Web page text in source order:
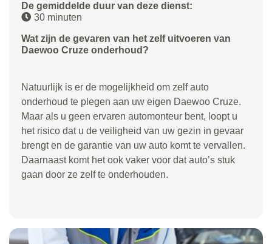
De gemiddelde duur van deze dienst:
30 minuten
Wat zijn de gevaren van het zelf uitvoeren van
Daewoo Cruze onderhoud?
Natuurlijk is er de mogelijkheid om zelf auto
onderhoud te plegen aan uw eigen Daewoo Cruze.
Maar als u geen ervaren automonteur bent, loopt u
het risico dat u de veiligheid van uw gezin in gevaar
brengt en de garantie van uw auto komt te vervallen.
Daarnaast komt het ook vaker voor dat auto’s stuk
gaan door ze zelf te onderhouden.